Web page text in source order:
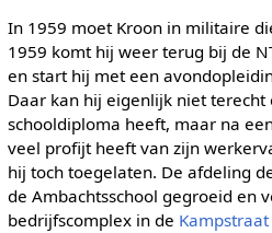
In 1959 moet Kroon in militaire
1959 komt hij weer terug bij de
en start hij met een
Daar kan hij eigenlijk niet
schooldiploma heeft, maar na
veel profijt heeft van zijn
hij toch toegelaten. De afdeling
de Ambachtsschool gegroeid en
bedrijfscomplex in de Kampstraat